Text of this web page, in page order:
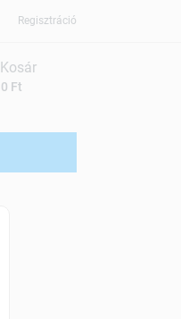
Regisztráció
0 Ft
Kosár